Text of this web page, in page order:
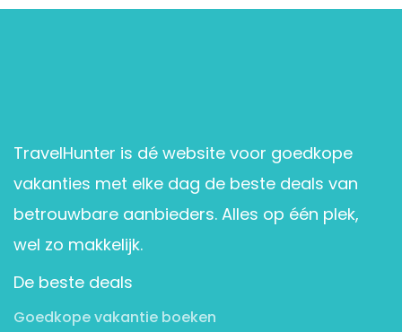
TravelHunter is dé website voor goedkope
vakanties met elke dag de beste deals van
betrouwbare aanbieders. Alles op één plek,
wel zo makkelijk.
De beste deals
Goedkope vakantie boeken